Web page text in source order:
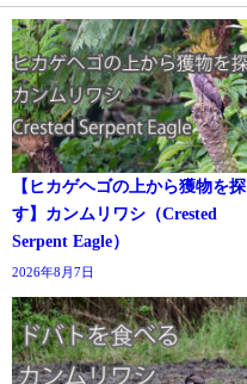
【ヒカゲヘゴの上から獲物を探
す】カンムリワシ（Crested
Serpent Eagle）
2026年8月7日